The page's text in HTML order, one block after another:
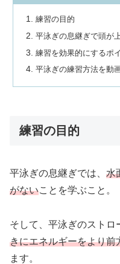
練習の目的
平泳ぎの息継ぎで頭が
練習を効果的にするポ
平泳ぎの練習方法を動
練習の目的
平泳ぎの息継ぎでは、 水
がないことを学ぶこと。
そして、平泳ぎのストロ
きにエネルギーをより前
ます。